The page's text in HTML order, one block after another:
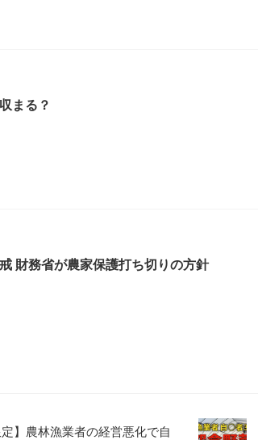
まる？
財務省が農家保護打ち切りの方針
定】農林漁業者の経営悪化で自